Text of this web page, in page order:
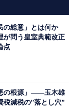
の総意」とは何か
問う皇室典範改正
点
の根源」――玉木雄
税減税の”落とし穴”